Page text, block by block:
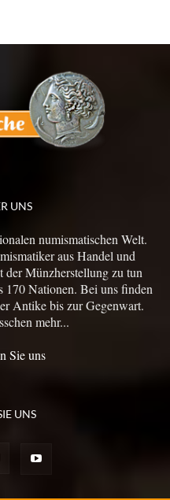
UNS
numismatischen Welt.
aus Handel und
der Münzherstellung zu tun
170 Nationen. Bei uns finden
Antike bis zur Gegenwart.
mehr...
Sie uns
UNS